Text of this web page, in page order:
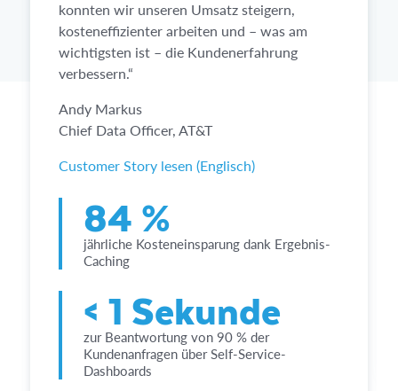
konnten wir unseren Umsatz steigern,
kosteneffizienter arbeiten und – was am
wichtigsten ist – die Kundenerfahrung
verbessern.“
Andy Markus
Chief Data Officer, AT&T
Customer Story lesen (Englisch)
84 %
jährliche Kosteneinsparung dank Ergebnis-
Caching
< 1 Sekunde
zur Beantwortung von 90 % der
Kundenanfragen über Self-Service-
Dashboards